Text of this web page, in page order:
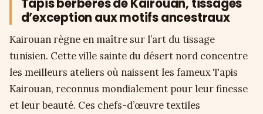
Tapis berbères de Kairouan, tissages
d’exception aux motifs ancestraux
Kairouan règne en maître sur l’art du tissage
tunisien. Cette ville sainte du désert nord concentre
les meilleurs ateliers où naissent les fameux Tapis
Kairouan, reconnus mondialement pour leur finesse
et leur beauté. Ces chefs-d’œuvre textiles